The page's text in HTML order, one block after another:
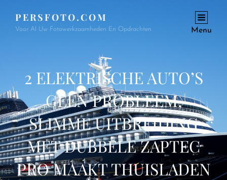
PERSFOTO.COM
Voor Al Uw Fotowerkzaamheden En Opdrachten Menu
2 ELEKTRISCHE AUTO’S
GEEN PROBLEEM,
SLIMME UITBREIDING
MET DUBBELE ZAPTEC
PRO MAAKT THUISLADEN